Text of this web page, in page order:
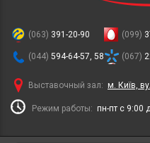
(063) 391-20-90
(044) 594-64-57, 58
(099)
(067)
Выставочный зал: м. Київ,
Режим работы: пн-пт с 9:00